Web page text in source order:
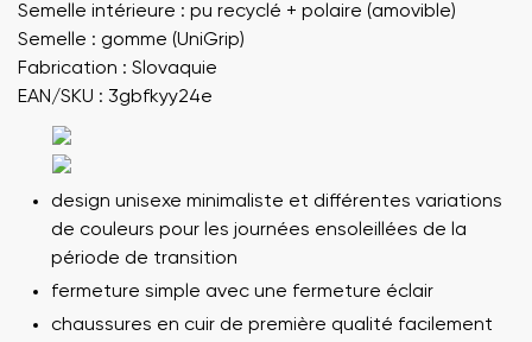
Semelle intérieure : pu recyclé + polaire (amovible)
Semelle : gomme (UniGrip)
Fabrication : Slovaquie
EAN/SKU : 3gbfkyy24e
design unisexe minimaliste et différentes variations
de couleurs pour les journées ensoleillées de la
période de transition
fermeture simple avec une fermeture éclair
chaussures en cuir de première qualité facilement